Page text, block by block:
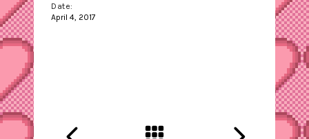
Date:
April 4, 2017